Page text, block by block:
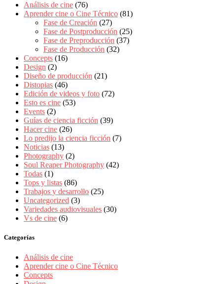
Análisis de cine (76)
Aprender cine o Cine Técnico (81)
Fase de Creación (27)
Fase de Postproducción (25)
Fase de Preproducción (37)
Fase de Producción (32)
Concepts (16)
Design (2)
Diseño de producción (21)
Distopias (46)
Edición de videos y foto (72)
Esto es cine (53)
Events (2)
Guías de ciencia ficción (39)
Hacer cine (26)
Lo predijo la ciencia ficción (7)
Noticias (13)
Photography (2)
Soul Reaper Photography (42)
Todas (1)
Tops y listas (86)
Trabajos y desarrollo (25)
Uncategorized (3)
Variedades audiovisuales (30)
Vs de cine (6)
Categorías
Análisis de cine
Aprender cine o Cine Técnico
Concepts